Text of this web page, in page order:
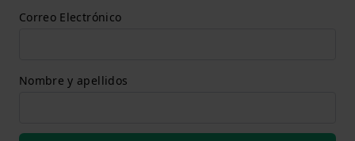
Correo Electrónico
Nombre y apellidos